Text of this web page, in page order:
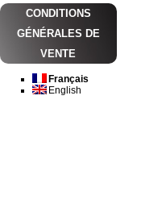
CONDITIONS
GÉNÉRALES DE
VENTE
Français
English